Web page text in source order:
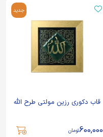
جدید
قاب دکوری رزین مولتی طرح الله
600,000تومان